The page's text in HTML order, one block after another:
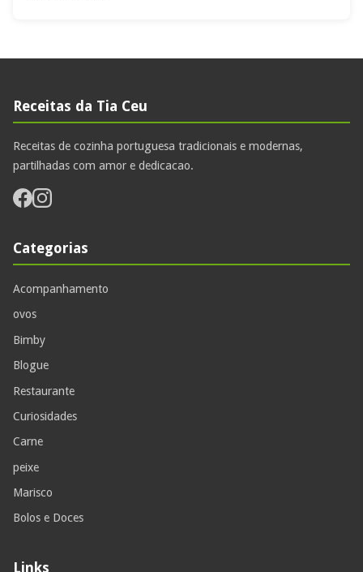
Receitas da Tia Ceu
Receitas de cozinha portuguesa tradicionais e modernas,
partilhadas com amor e dedicacao.
Categorias
Acompanhamento
ovos
Bimby
Blogue
Restaurante
Curiosidades
Carne
peixe
Marisco
Bolos e Doces
Links